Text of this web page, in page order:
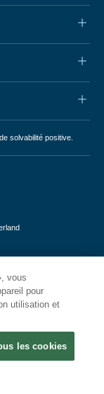
solvabilité positive.
vous
pour
utilisation et
les cookies